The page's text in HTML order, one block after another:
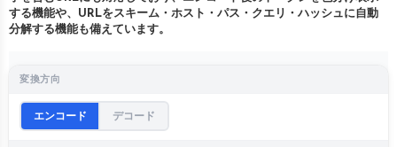
する機能や、URLをスキーム・ホスト・パス・クエリ・ハッシュに自動
分解する機能も備えています。
変換方向
エンコード デコード